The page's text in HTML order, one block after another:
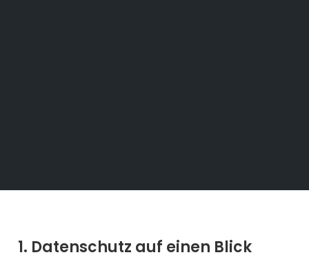
1. Datenschutz auf einen Blick